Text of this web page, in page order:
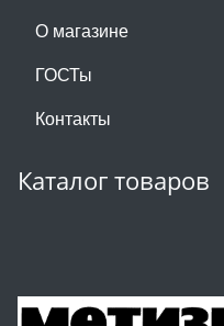
О магазине
ГОСТы
Контакты
Каталог товаров